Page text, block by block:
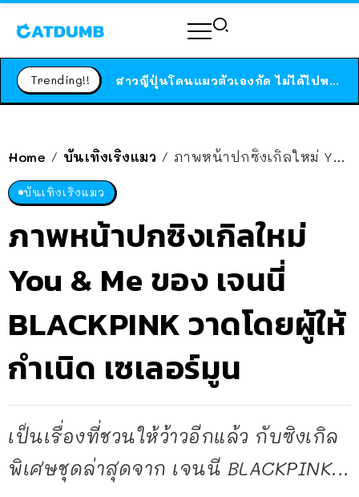
Trending!! ได้เวลาเด็กหนวดรวมตัว RF Online Next เปิดให้เล่นแล้ว เกม Sci-Fi MMORPG ระดับตำนาน เล่นได้ทั้งมือถือและ PC
Home / บันเทิงเริงแมว / ภาพหน้าปกซิงเกิลใหม่ You & Me ของ เจนนี่ BLACKPINK วาดโดยผู้ให้กำเนิด เซเลอร์มูน
บันเทิงเริงแมว
ภาพหน้าปกซิงเกิลใหม่
You & Me ของ เจนนี่
BLACKPINK วาดโดยผู้ให้
กำเนิด เซเลอร์มูน
เป็นเรื่องที่ชวนให้ว้าวอีกแล้ว กับซิงเกิล
พิเศษชุดล่าสุดจาก เจนนี BLACKPINK...